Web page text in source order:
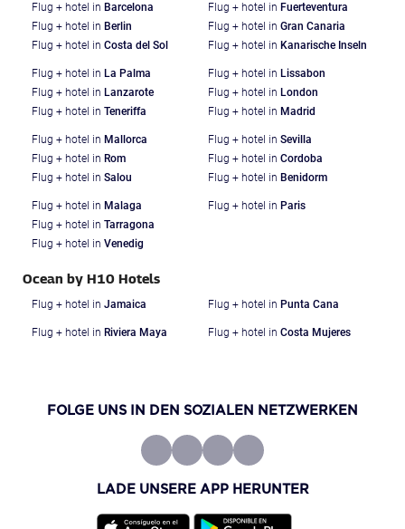
Flug + hotel in Barcelona
Flug + hotel in Berlin
Flug + hotel in Costa del Sol
Flug + hotel in Fuerteventura
Flug + hotel in Gran Canaria
Flug + hotel in Kanarische Inseln
Flug + hotel in La Palma
Flug + hotel in Lanzarote
Flug + hotel in Teneriffa
Flug + hotel in Lissabon
Flug + hotel in London
Flug + hotel in Madrid
Flug + hotel in Mallorca
Flug + hotel in Rom
Flug + hotel in Salou
Flug + hotel in Sevilla
Flug + hotel in Cordoba
Flug + hotel in Benidorm
Flug + hotel in Malaga
Flug + hotel in Tarragona
Flug + hotel in Venedig
Flug + hotel in Paris
Ocean by H10 Hotels
Flug + hotel in Jamaica Flug + hotel in Punta Cana
Flug + hotel in Riviera Maya Flug + hotel in Costa Mujeres
FOLGE UNS IN DEN SOZIALEN NETZWERKEN
LADE UNSERE APP HERUNTER